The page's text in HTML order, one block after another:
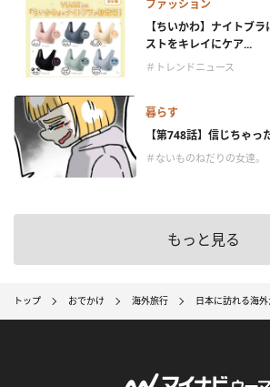
ファッション
【ちいかわ】ナイトブ
ストをキレイにケア...
＃トレンドニュース
暮らす
【第748話】信じちゃっ
＃ないものねだりの女達。
もっと見る
トップ おでかけ 海外旅行 日本に訪れる海